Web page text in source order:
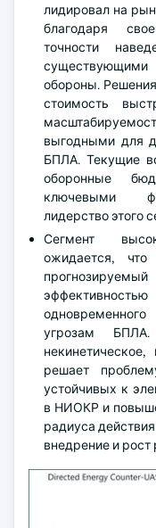
лидировал на
благодаря
точности
обороны.
стоимость
выгодными для
БПЛА. Текущие
оборонные
ключевыми
лидерство этого
Сегмент
ожидается,
угрозам
решает
устойчивых к
в НИОКР и
радиуса
внедрение и рост